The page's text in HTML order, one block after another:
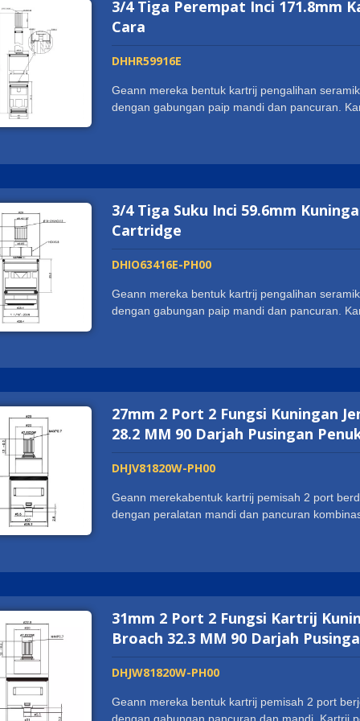
mendapat reputasi yang baik dari rakan-rakan.
pembekal, kami mungkin menjadi pilihan yang
3/4 Tiga Perempat Inci 171.8mm
Cara
DHHR59916E
Geann mereka bentuk kartrij pengalihan
dengan gabungan paip mandi dan pancuran.
tinggi. Ini membolehkan kami bekerjasama
mendapat reputasi yang baik dari rakan-rakan.
pembekal, kami mungkin menjadi pilihan yang
melebihi semua harapan anda. Kami dengan
3/4 Tiga Suku Inci 59.6mm
Cartridge
DHIO63416E-PH00
Geann mereka bentuk kartrij pengalihan
dengan gabungan paip mandi dan pancuran.
tinggi. Ini membolehkan kami bekerjasama
mendapat reputasi yang baik dari rakan-rakan.
pembekal, kami mungkin menjadi pilihan yang
melebihi semua harapan anda. Kami dengan
27mm 2 Port 2 Fungsi Kuningan
28.2 MM 90 Darjah Pusingan
DHJV81820W-PH00
Geann merekabentuk kartrij pemisah 2 port
dengan peralatan mandi dan pancuran
tinggi. Ini membolehkan kami bekerjasama
mendapat reputasi yang baik dari rakan-rakan.
pembekal, kami mungkin menjadi pilihan yang
melebihi semua harapan anda. Kami dengan
31mm 2 Port 2 Fungsi Kartrij
Broach 32.3 MM 90 Darjah
DHJW81820W-PH00
Geann mereka bentuk kartrij pemisah 2 port
dengan gabungan pancuran dan mandi. Kartrij